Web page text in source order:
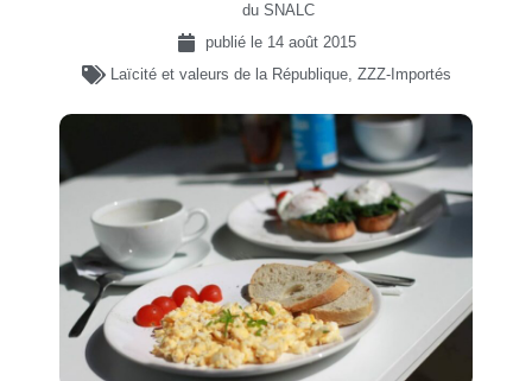
du SNALC
publié le 14 août 2015
Laïcité et valeurs de la République, ZZZ-Importés